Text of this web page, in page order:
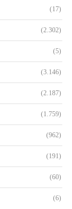
(17)
(2.302)
(5)
(3.146)
(2.187)
(1.759)
(962)
(191)
(60)
(6)